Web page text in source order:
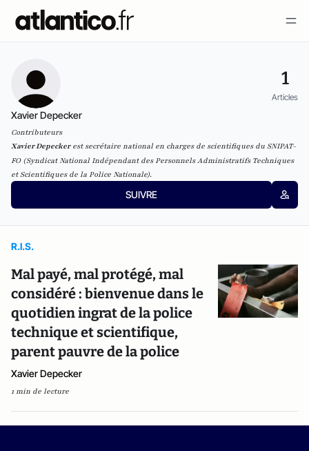
1
Articles
Xavier Depecker
Contributeurs
Xavier Depeckerest secrétaire national en charges de scientifiques du SNIPAT-
FO (Syndicat National Indépendant des Personnels Administratifs Techniques
et Scientifiques de la Police Nationale).
SUIVRE
R.I.S.
Mal payé, mal protégé, mal
considéré : bienvenue dans le
quotidien ingrat de la police
technique et scientifique,
parent pauvre de la police
Xavier Depecker
1 min de lecture